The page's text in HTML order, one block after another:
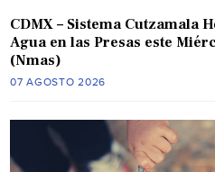
CDMX – Sistema Cutzamala
Agua en las Presas este
(Nmas)
07 AGOSTO 2026